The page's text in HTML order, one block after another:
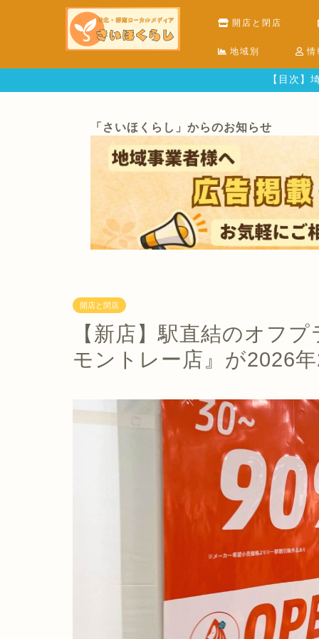
開店と閉店
地域別 情
【目次】
「さいほくらし」からのお知らせ
開店と閉店
【新店】駅直結のオフ
モントレー店』が2026